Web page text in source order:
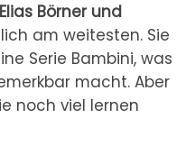
Börner und
am weitesten. Sie
Serie Bambini, was
macht. Aber
noch viel lernen